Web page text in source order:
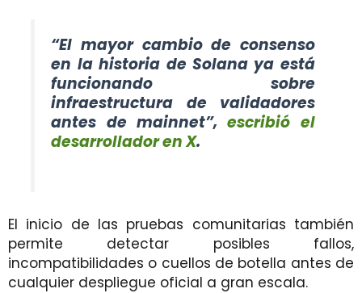
“El mayor cambio de consenso
en la historia de Solana ya está
funcionando sobre
infraestructura de validadores
antes de mainnet”, escribió el
desarrollador en X.
El inicio de las pruebas comunitarias también
permite detectar posibles fallos,
incompatibilidades o cuellos de botella antes de
cualquier despliegue oficial a gran escala.